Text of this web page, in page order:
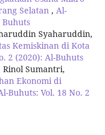
Selatan , Al-
Buhuts
Syaharuddin,
Kemiskinan di Kota
2 (2020): Al-Buhuts
Rinol Sumantri,
Ekonomi di
Buhuts: Vol. 18 No. 2